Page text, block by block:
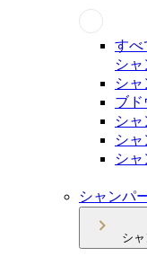
すべ
シ
シ
ブド
シ
シ
シ
シャンパ
シ